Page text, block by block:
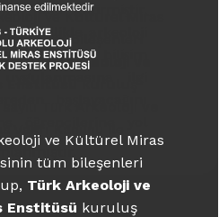
hale getirmiştir.
özellikle arkeoloji
bilişim
ilgi
ve Kültürel Miras
tüm bileşenleri
Türk Arkeoloji ve
için:takme.org
ve Kültürel Miras
tüm bileşenleri
Türk Arkeoloji ve
Enstitüsü kuruluş